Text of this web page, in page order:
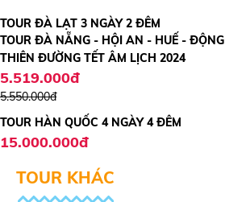
2.390.000đ
2.600.000đ
THIÊN ĐƯỜNG TẾT ÂM LỊCH 2024
5.519.000đ
5.550.000đ
TOUR HÀN QUỐC 4 NGÀY 4 ĐÊM
15.000.000đ
17.000.000đ
TOUR CAMPUCHIA 4 NGÀY 4 ĐÊM
4.100.000đ
TOUR KHÁC